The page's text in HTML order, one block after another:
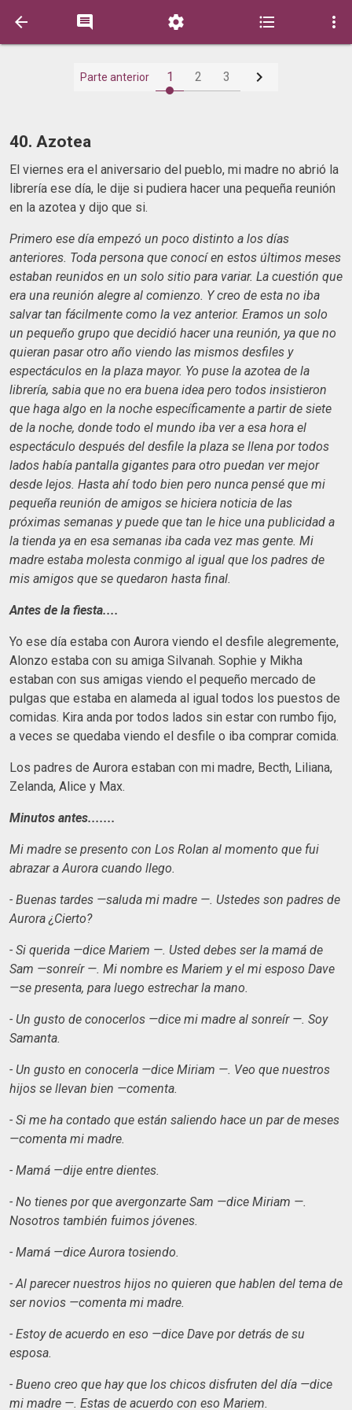
    
Parte anterior 1 2 3 
40. Azotea
El viernes era el aniversario del pueblo, mi madre no abrió la
librería ese día, le dije si pudiera hacer una pequeña reunión
en la azotea y dijo que si.
Primero ese día empezó un poco distinto a los días
anteriores. Toda persona que conocí en estos últimos meses
estaban reunidos en un solo sitio para variar. La cuestión que
era una reunión alegre al comienzo. Y creo de esta no iba
salvar tan fácilmente como la vez anterior. Eramos un solo
un pequeño grupo que decidió hacer una reunión, ya que no
quieran pasar otro año viendo las mismos desfiles y
espectáculos en la plaza mayor. Yo puse la azotea de la
librería, sabia que no era buena idea pero todos insistieron
que haga algo en la noche específicamente a partir de siete
de la noche, donde todo el mundo iba ver a esa hora el
espectáculo después del desfile la plaza se llena por todos
lados había pantalla gigantes para otro puedan ver mejor
desde lejos. Hasta ahí todo bien pero nunca pensé que mi
pequeña reunión de amigos se hiciera noticia de las
próximas semanas y puede que tan le hice una publicidad a
la tienda ya en esa semanas iba cada vez mas gente. Mi
madre estaba molesta conmigo al igual que los padres de
mis amigos que se quedaron hasta final.
Antes de la fiesta....
Yo ese día estaba con Aurora viendo el desfile alegremente,
Alonzo estaba con su amiga Silvanah. Sophie y Mikha
estaban con sus amigas viendo el pequeño mercado de
pulgas que estaba en alameda al igual todos los puestos de
comidas. Kira anda por todos lados sin estar con rumbo fijo,
a veces se quedaba viendo el desfile o iba comprar comida.
Los padres de Aurora estaban con mi madre, Becth, Liliana,
Zelanda, Alice y Max.
Minutos antes.......
Mi madre se presento con Los Rolan al momento que fui
abrazar a Aurora cuando llego.
- Buenas tardes —saluda mi madre —. Ustedes son padres de
Aurora ¿Cierto?
- Si querida —dice Mariem —. Usted debes ser la mamá de
Sam —sonreír —. Mi nombre es Mariem y el mi esposo Dave
—se presenta, para luego estrechar la mano.
- Un gusto de conocerlos —dice mi madre al sonreír —. Soy
Samanta.
- Un gusto en conocerla —dice Miriam —. Veo que nuestros
hijos se llevan bien —comenta.
- Si me ha contado que están saliendo hace un par de meses
—comenta mi madre.
- Mamá —dije entre dientes.
- No tienes por que avergonzarte Sam —dice Miriam —.
Nosotros también fuimos jóvenes.
- Mamá —dice Aurora tosiendo.
- Al parecer nuestros hijos no quieren que hablen del tema de
ser novios —comenta mi madre.
- Estoy de acuerdo en eso —dice Dave por detrás de su
esposa.
- Bueno creo que hay que los chicos disfruten del día —dice
mi madre —. Estas de acuerdo con eso Mariem.